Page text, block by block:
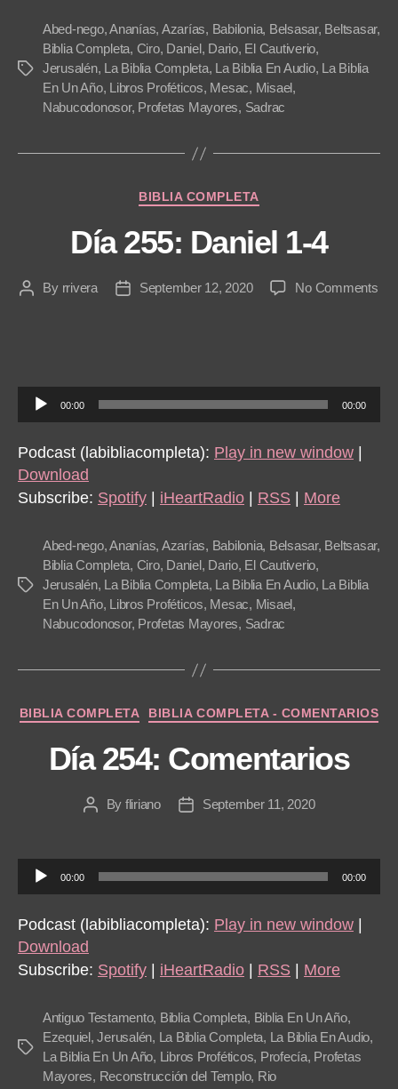
y
Tags
Abed-nego,Ananías, Azarías, Babilonia, Belsasar, Beltsasar,
Biblia Completa, Ciro, Daniel, Dario, El Cautiverio,
Jerusalén, La Biblia Completa, La Biblia En Audio, La Biblia
En Un Año, Libros Proféticos, Mesac, Misael,
Nabucodonosor, Profetas Mayores, Sadrac
Categories
BIBLIA COMPLETA
Día 255: Daniel 1-4
PostBy rrivera
PostSeptember 12, 2020 No Commentson
4
u
d
i
o
y
00:00 00:00
Podcast (labibliacompleta): Play in new window
Download
Subscribe: Spotify iHeartRadio RSS More
Tags
Abed-nego,Ananías, Azarías, Babilonia, Belsasar, Beltsasar,
Biblia Completa, Ciro, Daniel, Dario, El Cautiverio,
Jerusalén, La Biblia Completa, La Biblia En Audio, La Biblia
En Un Año, Libros Proféticos, Mesac, Misael,
Nabucodonosor, Profetas Mayores, Sadrac
Categories
BIBLIA COMPLETA BIBLIA COMPLETA - COMENTARIOS
Día 254: Comentarios
PostBy fliriano
PostSeptember 11, 2020
u
d
i
o
a
y
00:00 00:00
Podcast (labibliacompleta): Play in new window
Download
Subscribe: Spotify iHeartRadio RSS More
Tags
Antiguo Testamento, Biblia Completa, Biblia En Un Año,
Ezequiel,Jerusalén, La Biblia Completa, La Biblia En Audio,
La Biblia En Un Año, Libros Proféticos, Profecía, Profetas
Mayores, Reconstrucción del Templo, Rio